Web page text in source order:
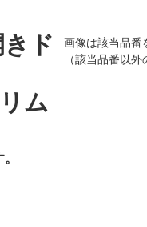
ド
ム
画像は該当品番
（該当品番以